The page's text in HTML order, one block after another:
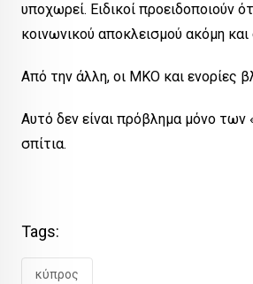
υποχωρεί. Ειδικοί προειδοποιούν
κοινωνικού αποκλεισμού ακόμη
Από την άλλη, οι ΜΚΟ και ενορίες
Αυτό δεν είναι πρόβλημα μόνο των
σπίτια.
Tags:
κύπρος